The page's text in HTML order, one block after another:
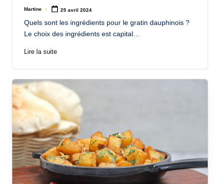
Posted
Martine 25 avril 2024
Quels sont les ingrédients pour le gratin dauphinois ?
Le choix des ingrédients est capital…
Lire la suite